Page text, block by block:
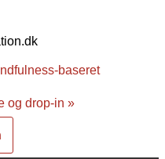
baseret
og drop-in »